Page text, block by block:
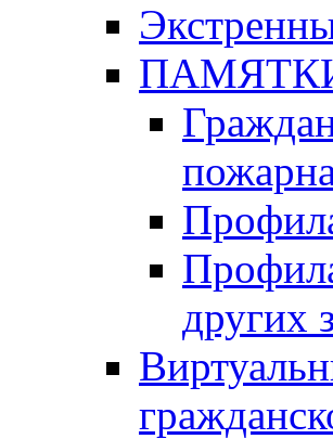
других